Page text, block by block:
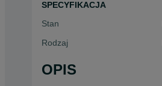
SPECYFIKACJA
Stan
Rodzaj
OPIS